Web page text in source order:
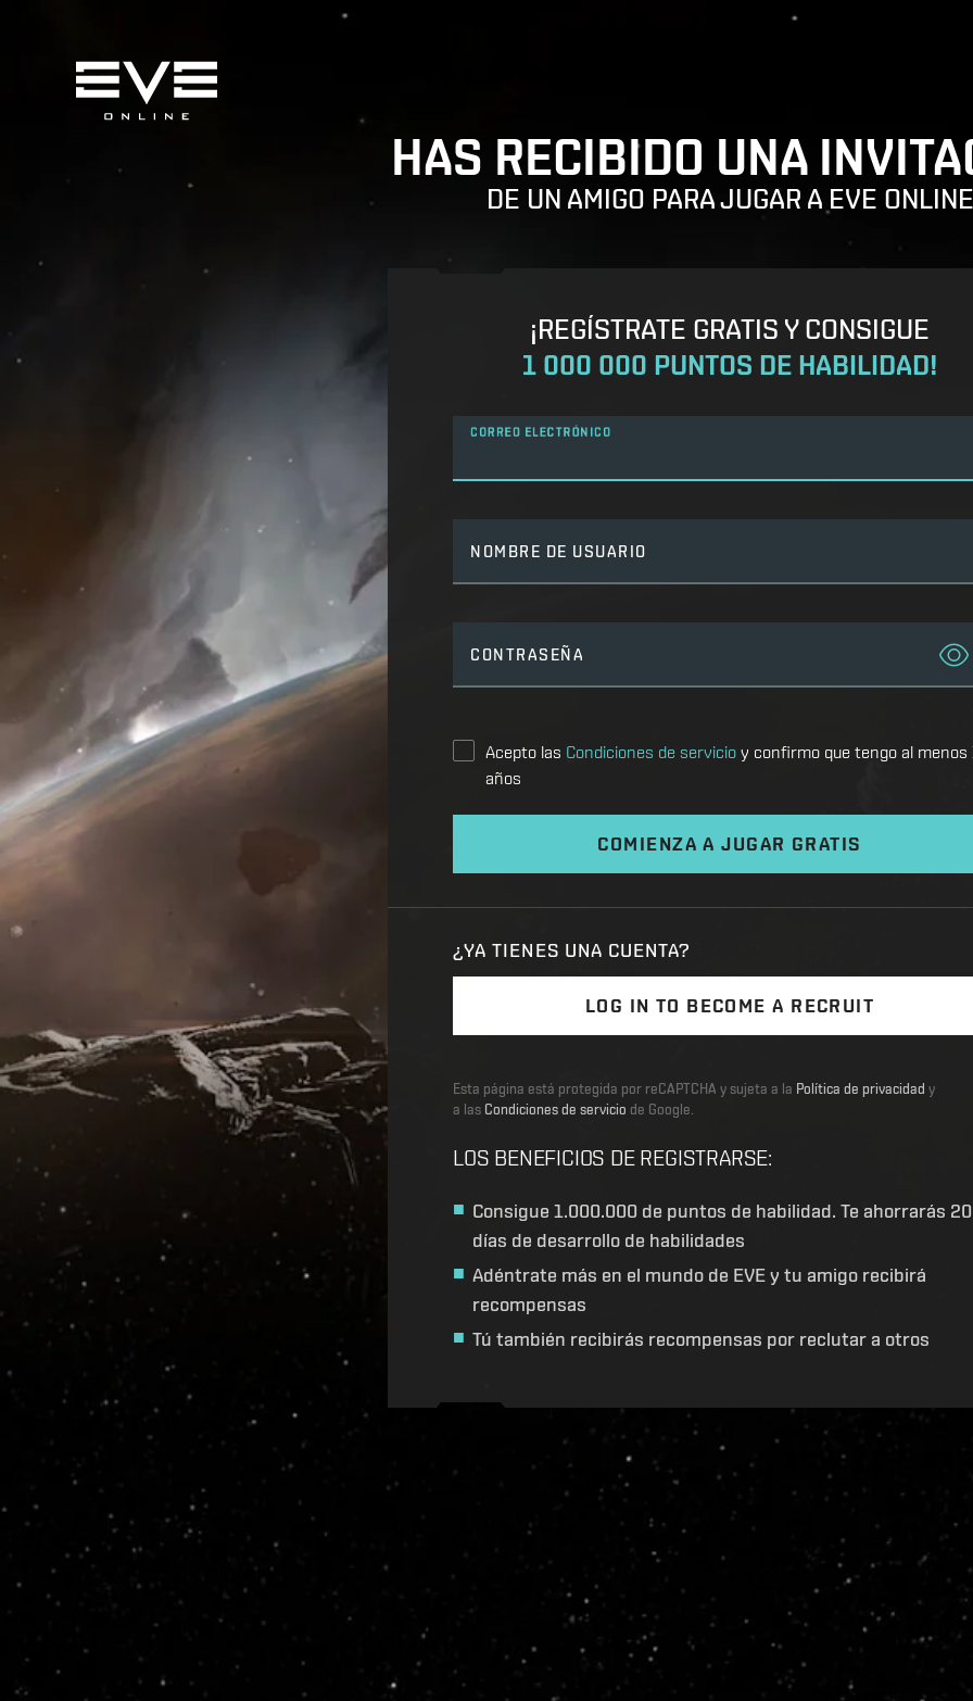
HAS RECIBIDO UNA
DE UN AMIGO PARA JUGAR A EVE ONLINE
¡REGÍSTRATE GRATIS Y CONSIGUE
1 000 000 PUNTOS DE HABILIDAD!
CORREO ELECTRÓNICO
NOMBRE DE USUARIO
CONTRASEÑA
Acepto las Condiciones de servicio y confirmo que tengo al menos
años
COMIENZA A JUGAR GRATIS
¿YA TIENES UNA CUENTA?
LOG IN TO BECOME A RECRUIT
Esta página está protegida por reCAPTCHA y sujeta a la Política de privacidad y
a las Condiciones de servicio de Google.
LOS BENEFICIOS DE REGISTRARSE:
Consigue 1.000.000 de puntos de habilidad. Te ahorrarás 20
días de desarrollo de habilidades
Adéntrate más en el mundo de EVE y tu amigo recibirá
recompensas
Tú también recibirás recompensas por reclutar a otros
Recruitment service url to use: Flag is